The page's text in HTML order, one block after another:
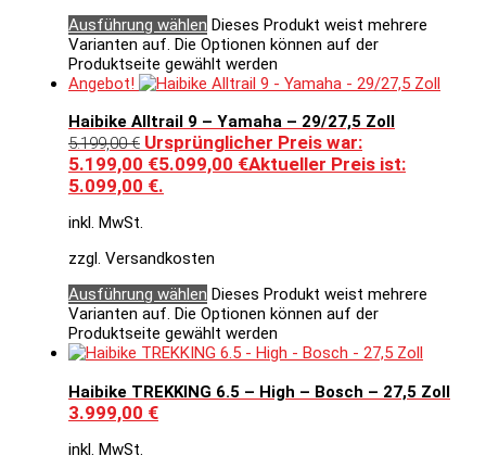
Ausführung wählen Dieses Produkt weist mehrere
Varianten auf. Die Optionen können auf der
Produktseite gewählt werden
Angebot!
Haibike Alltrail 9 – Yamaha – 29/27,5 Zoll
5.199,00€ Ursprünglicher Preis war:
5.199,00 €5.099,00 €Aktueller Preis ist:
5.099,00 €.
inkl. MwSt.
zzgl. Versandkosten
Ausführung wählen Dieses Produkt weist mehrere
Varianten auf. Die Optionen können auf der
Produktseite gewählt werden
Haibike TREKKING 6.5 – High – Bosch – 27,5 Zoll
3.999,00 €
inkl. MwSt.